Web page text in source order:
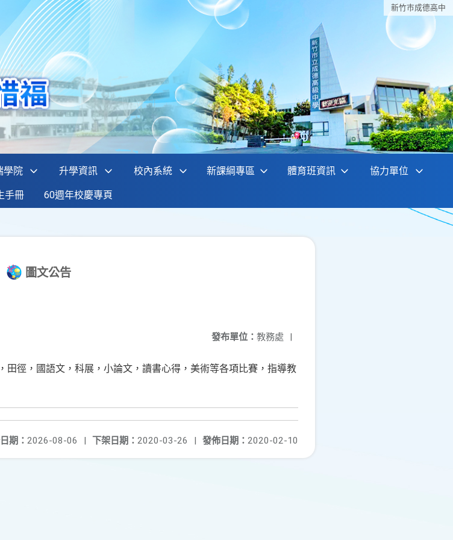
新竹巿成德高中
學院 升學資訊 校內系統 新課綱專區 體育班資訊 協力單位
手冊 60週年校慶專頁
圖文公告
發布單位： 教務處 |
田徑，國語文，科展，小論文，讀書心得，美術等各項比賽，指導教
發佈日期： 2020-02-10
下架日期： 2020-03-26 |
期： 2026-08-06 |